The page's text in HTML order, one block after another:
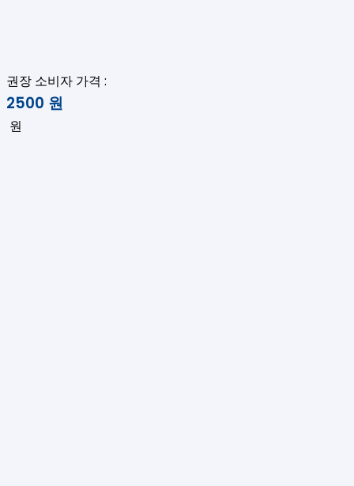
권장 소비자 가격 :
2500 원
원